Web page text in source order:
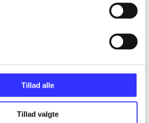
Tillad alle
Tillad valgte